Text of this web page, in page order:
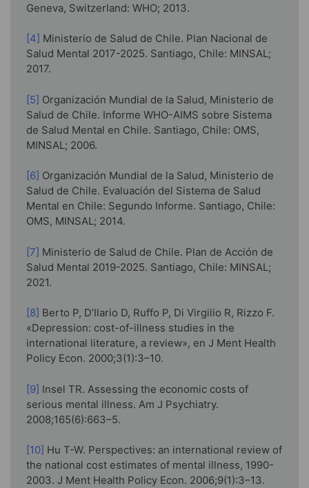
Geneva, Switzerland: WHO; 2013.
[4] Ministerio de Salud de Chile. Plan Nacional de
Salud Mental 2017-2025. Santiago, Chile: MINSAL;
2017.
[5] Organización Mundial de la Salud, Ministerio de
Salud de Chile. Informe WHO-AIMS sobre Sistema
de Salud Mental en Chile. Santiago, Chile: OMS,
MINSAL; 2006.
[6] Organización Mundial de la Salud, Ministerio de
Salud de Chile. Evaluación del Sistema de Salud
Mental en Chile: Segundo Informe. Santiago, Chile:
OMS, MINSAL; 2014.
[7] Ministerio de Salud de Chile. Plan de Acción de
Salud Mental 2019-2025. Santiago, Chile: MINSAL;
2021.
[8] Berto P, D’Ilario D, Ruffo P, Di Virgilio R, Rizzo F.
«Depression: cost-of-illness studies in the
international literature, a review», en J Ment Health
Policy Econ. 2000;3(1):3–10.
[9] Insel TR. Assessing the economic costs of
serious mental illness. Am J Psychiatry.
2008;165(6):663–5.
[10] Hu T-W. Perspectives: an international review of
the national cost estimates of mental illness, 1990-
2003. J Ment Health Policy Econ. 2006;9(1):3–13.